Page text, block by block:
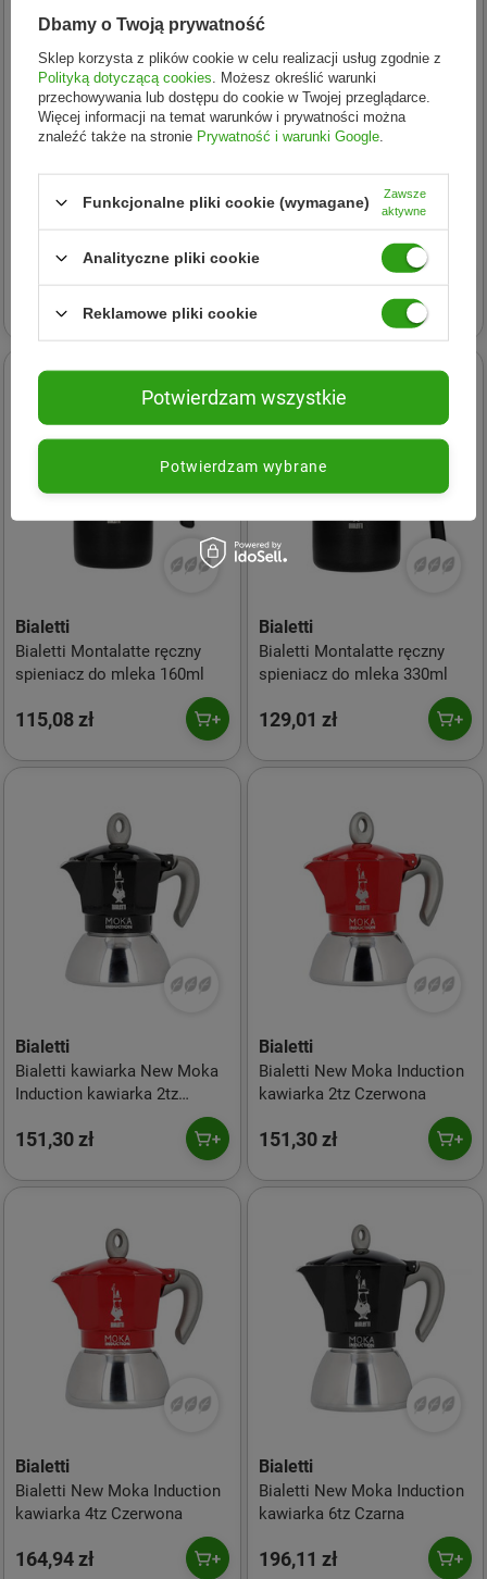
Bialetti
Bialetti Moka Express 3tz
Bialetti
Bialetti Moka Express 9tz
Bialetti
Bialetti Montalatte ręczny
spieniacz do mleka 160ml
115,08 zł
Bialetti
Bialetti Montalatte ręczny
spieniacz do mleka 330ml
129,01 zł
Bialetti
Bialetti kawiarka New Moka
Induction kawiarka 2tz
151,30 zł
Bialetti
Bialetti New Moka Induction
kawiarka 2tz Czerwona
151,30 zł
Bialetti
Bialetti New Moka Induction
kawiarka 4tz Czerwona
164,94 zł
Bialetti
Bialetti New Moka Induction
kawiarka 6tz Czarna
196,11 zł
Dbamy o Twoją prywatność
Sklep korzysta z plików cookie w celu realizacji usług zgodnie z
Polityką dotyczącą cookies . Możesz określić warunki
przechowywania lub dostępu do cookie w Twojej przeglądarce.
Więcej informacji na temat warunków i prywatności można
znaleźć także na stronie Prywatność i warunki Google
Funkcjonalne pliki cookie (wymagane)
Zawsze
aktywne
Analityczne pliki cookie
Reklamowe pliki cookie
Potwierdzam wybrane
Potwierdzam wszystkie